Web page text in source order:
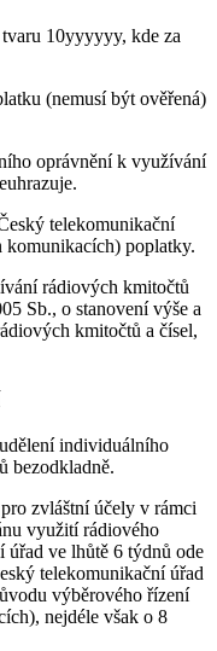
10yyyyyy, kde za
(nemusí být ověřená)
oprávnění k využívání
telekomunikační
komunikacích) poplatky.
rádiových kmitočtů
Sb., o stanovení výše a
kmitočtů a čísel,
individuálního
bezodkladně.
zvláštní účely v rámci
využití rádiového
úřad ve lhůtě 6 týdnů ode
telekomunikační úřad
výběrového řízení
nejdéle však o 8